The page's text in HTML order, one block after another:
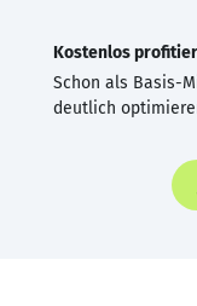
Kostenlos
Schon als Basis-
deutlich